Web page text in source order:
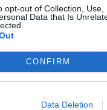
opt-out of Collection,
Data that Is
CONFIRM
Data Deletion
tartalmazza:
cikkarchívum
elmúlt 2 év napon